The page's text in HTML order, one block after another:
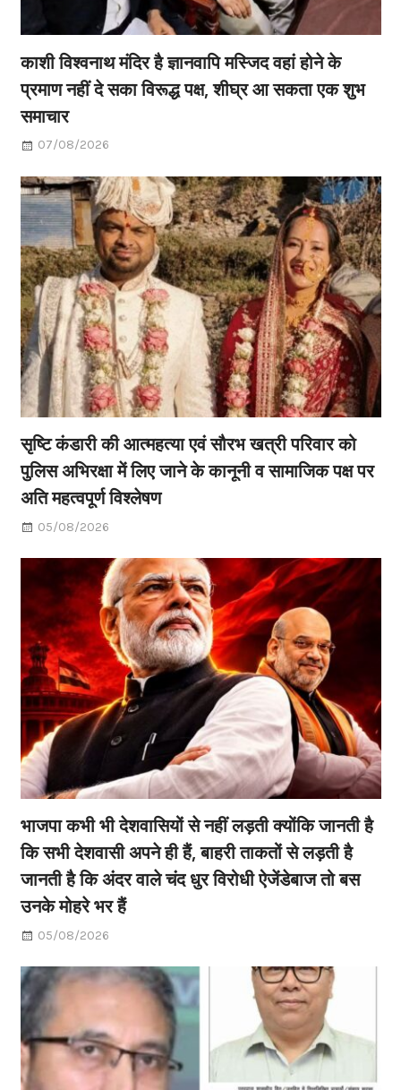
काशी विश्वनाथ मंदिर है ज्ञानवापि मस्जिद वहां होने के
प्रमाण नहीं दे सका विरूद्ध पक्ष, शीघ्र आ सकता एक शुभ
समाचार
07/08/2026
सृष्टि कंडारी की आत्महत्या एवं सौरभ खत्री परिवार को
पुलिस अभिरक्षा में लिए जाने के कानूनी व सामाजिक पक्ष पर
अति महत्वपूर्ण विश्लेषण
05/08/2026
भाजपा कभी भी देशवासियों से नहीं लड़ती क्योंकि जानती है
कि सभी देशवासी अपने ही हैं, बाहरी ताकतों से लड़ती है
जानती है कि अंदर वाले चंद धुर विरोधी ऐजेंडेबाज तो बस
उनके मोहरे भर हैं
05/08/2026